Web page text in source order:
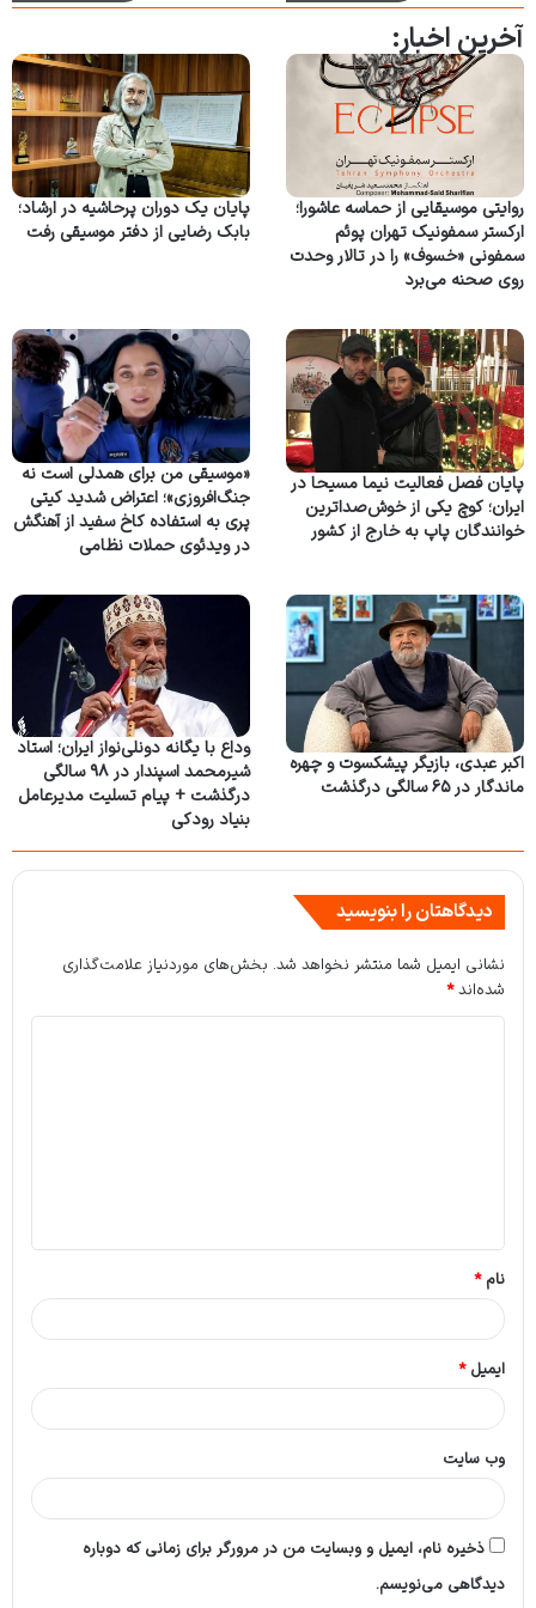
آخرین اخبار:
روایتی موسیقایی از حماسه عاشورا؛
ارکستر سمفونیک تهران پوئم
سمفونی «خسوف» را در تالار وحدت
روی صحنه می‌برد
پایان یک دوران پرحاشیه در ارشاد؛
بابک رضایی از دفتر موسیقی رفت
پایان فصل فعالیت نیما مسیحا در
ایران؛ کوچ یکی از خوش‌صداترین
خوانندگان پاپ به خارج از کشور
«موسیقی من برای همدلی است نه
جنگ‌افروزی»؛ اعتراض شدید کیتی
پری به استفاده کاخ سفید از آهنگش
در ویدئوی حملات نظامی
اکبر عبدی، بازیگر پیشکسوت و چهره
ماندگار در ۶۵ سالگی درگذشت
وداع با یگانه دونلی‌نواز ایران؛ استاد
شیرمحمد اسپندار در ۹۸ سالگی
درگذشت + پیام تسلیت مدیرعامل
بنیاد رودکی
دیدگاهتان را بنویسید
نشانی ایمیل شما منتشر نخواهد شد. بخش‌های موردنیاز علامت‌گذاری
شده‌اند*
*
نام*
ایمیل*
وب‌ سایت
ذخیره نام، ایمیل و وبسایت من در مرورگر برای زمانی که دوباره
دیدگاهی می‌نویسم.